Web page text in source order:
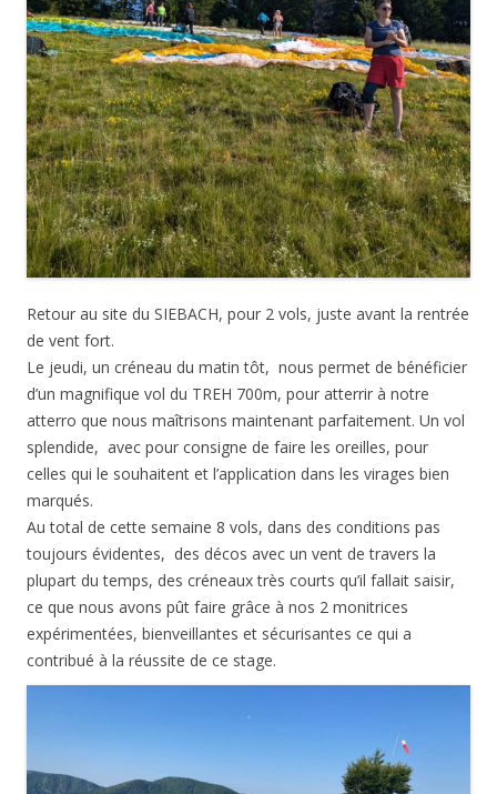
Retour au site du SIEBACH, pour 2 vols, juste avant la rentrée
de vent fort.
Le jeudi, un créneau du matin tôt, nous permet de bénéficier
d’un magnifique vol du TREH 700m, pour atterrir à notre
atterro que nous maîtrisons maintenant parfaitement. Un vol
splendide, avec pour consigne de faire les oreilles, pour
celles qui le souhaitent et l’application dans les virages bien
marqués.
Au total de cette semaine 8 vols, dans des conditions pas
toujours évidentes, des décos avec un vent de travers la
plupart du temps, des créneaux très courts qu’il fallait saisir,
ce que nous avons pût faire grâce à nos 2 monitrices
expérimentées, bienveillantes et sécurisantes ce qui a
contribué à la réussite de ce stage.